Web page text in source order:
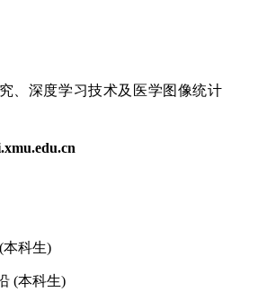
、深度学习技术及医学图像统计
(本科生)
(本科生)